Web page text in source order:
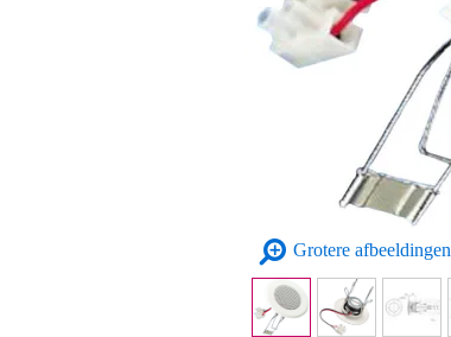
Grotere afbeeldingen